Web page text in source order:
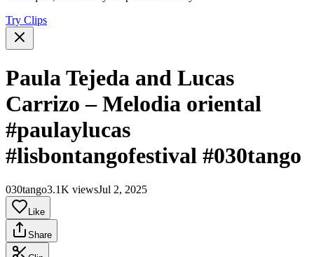
Try Clips
Paula Tejeda and Lucas
Carrizo – Melodia oriental
#paulaylucas
#lisbontangofestival #030tango
030tango3.1K viewsJul 2, 2025
Like
Share